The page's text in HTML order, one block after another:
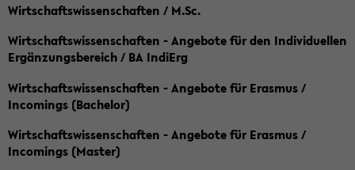
Wirtschaftswissenschaften / M.Sc.
Wirtschaftswissenschaften - Angebote für den Individuellen
Ergänzungsbereich / BA IndiErg
Wirtschaftswissenschaften - Angebote für Erasmus /
Incomings (Bachelor)
Wirtschaftswissenschaften - Angebote für Erasmus /
Incomings (Master)